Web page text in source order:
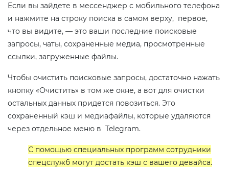
Если вы зайдете в мессенджер с мобильного телефона
и нажмите на строку поиска в самом верху, первое,
что вы видите, — это ваши последние поисковые
запросы, чаты, сохраненные медиа, просмотренные
ссылки, загруженные файлы.
Чтобы очистить поисковые запросы, достаточно нажать
кнопку «Очистить» в том же окне, а вот для очистки
остальных данных придется повозиться. Это
сохраненный кэш и медиафайлы, которые удаляются
через отдельное меню в Telegram.
С помощью специальных программ сотрудники
спецслужб могут достать кэш с вашего девайса.